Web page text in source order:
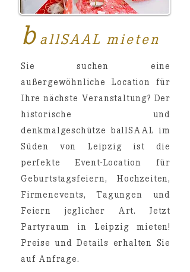
Sie suchen eine
außergewöhnliche Location für
Ihre nächste Veranstaltung? Der
historische und
denkmalgeschütze ballSAAL im
Süden von Leipzig ist die
perfekte Event-Location für
Geburtstagsfeiern, Hochzeiten,
Firmenevents, Tagungen und
Feiern jeglicher Art. Jetzt
Partyraum in Leipzig mieten!
Preise und Details erhalten Sie
auf Anfrage.
ballSAAL mieten